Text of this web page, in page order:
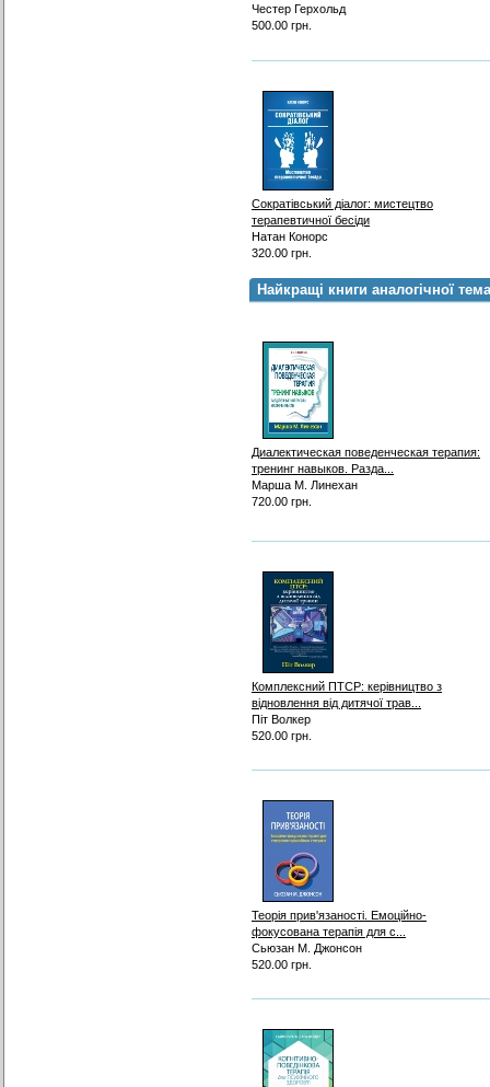
Честер Герхольд
500.00 грн.
Сократівський діалог: мистецтво
терапевтичної бесіди
Натан Конорс
320.00 грн.
Найкращі книги аналогічної
Диалектическая поведенческая терапия:
тренинг навыков. Разда...
Марша М. Линехан
720.00 грн.
Комплексний ПТСР: керівництво з
відновлення від дитячої трав...
Піт Волкер
520.00 грн.
Теорія прив'язаності. Емоційно-
фокусована терапія для с...
Сьюзан М. Джонсон
520.00 грн.